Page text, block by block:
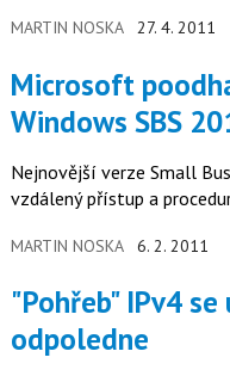
MARTIN NOSKA 27. 4. 2011
Microsoft poodhalil operační systém
Windows SBS
Nejnovější verze Small
vzdálený přístup a
MARTIN NOSKA 6. 2. 2011
"Pohřeb" IPv4 se uskuteční zítra
odpoledne